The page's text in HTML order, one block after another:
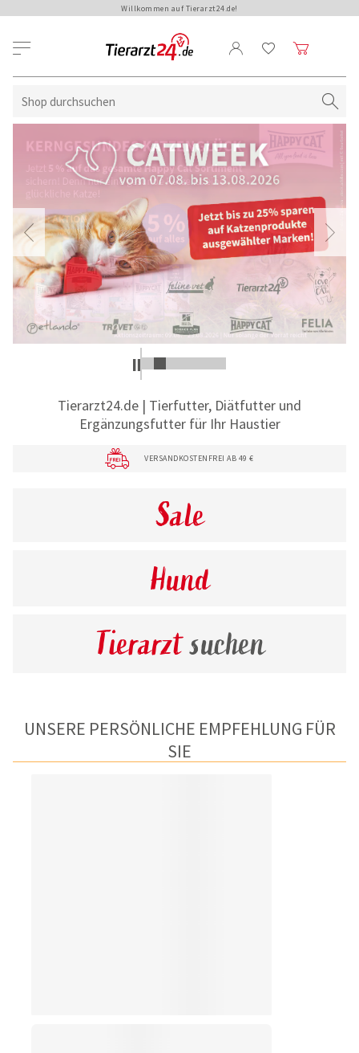
Willkommen auf Tierarzt24.de!
Tierarzt24.de | Tierfutter, Diätfutter und
Ergänzungsfutter für Ihr Haustier
VERSANDKOSTENFREI AB 49 €
Sale
Hund
Tierarztsuchen
UNSERE PERSÖNLICHE EMPFEHLUNG FÜR
SIE